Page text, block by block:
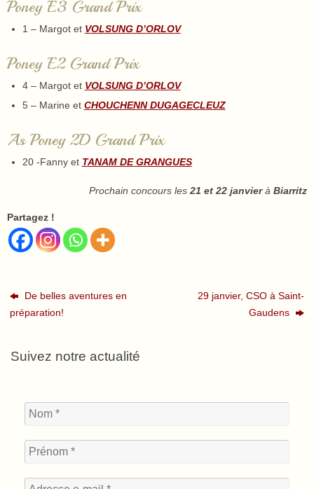
Poney E3 Grand Prix
1 – Margot et VOLSUNG D’ORLOV
Poney E2 Grand Prix
4 – Margot et VOLSUNG D’ORLOV
5 – Marine et CHOUCHENN DUGAGECLEUZ
As Poney 2D Grand Prix
20 -Fanny et TANAM DE GRANGUES
Prochain concours les 21 et 22 janvierà Biarritz
Partagez !
De belles aventures en
préparation!
29 janvier, CSO à Saint-
Gaudens
Suivez notre actualité